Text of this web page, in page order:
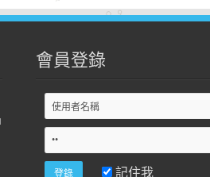
會員登錄
記住我